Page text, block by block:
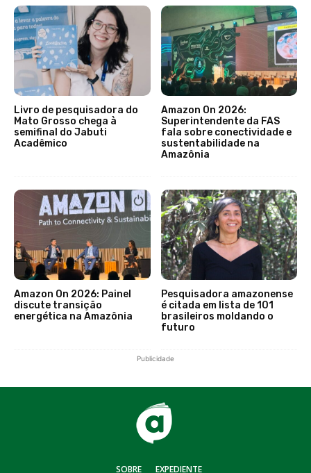
Livro de pesquisadora do
Mato Grosso chega à
semifinal do Jabuti
Acadêmico
Amazon On 2026:
Superintendente da FAS
fala sobre conectividade e
sustentabilidade na
Amazônia
Amazon On 2026: Painel
discute transição
energética na Amazônia
Pesquisadora amazonense
é citada em lista de 101
brasileiros moldando o
futuro
Publicidade
SOBRE EXPEDIENTE